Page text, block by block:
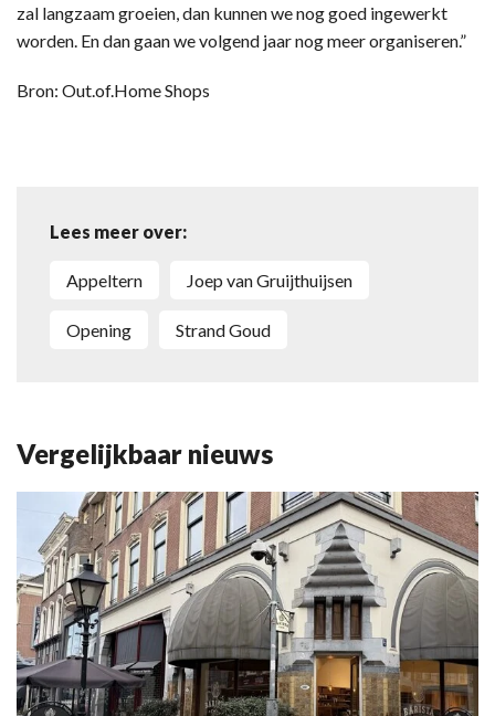
zal langzaam groeien, dan kunnen we nog goed ingewerkt
worden. En dan gaan we volgend jaar nog meer organiseren.”
Bron: Out.of.Home Shops
Lees meer over:
Appeltern Joep van Gruijthuijsen
opening Strand Goud
Vergelijkbaar nieuws